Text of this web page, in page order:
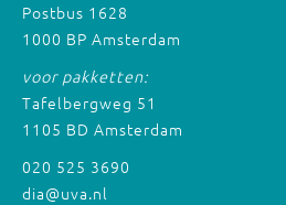
Postbus 1628
1000 BP Amsterdam
voor pakketten:
Tafelbergweg 51
1105 BD Amsterdam
020 525 3690
dia@uva.nl